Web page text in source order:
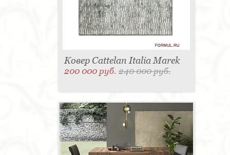
Ковер Cattelan Italia Marek
200 000 руб.240 000 руб.